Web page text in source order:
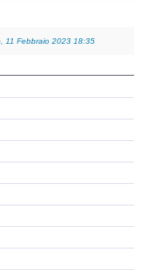
11 Febbraio 2023 18:35